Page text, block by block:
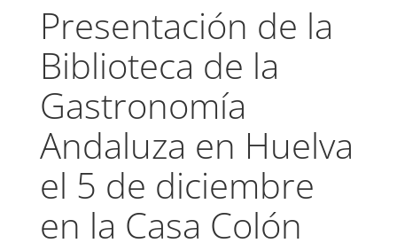
Presentación de la
Biblioteca de la
Gastronomía
Andaluza en Huelva
el 5 de diciembre
en la Casa Colón